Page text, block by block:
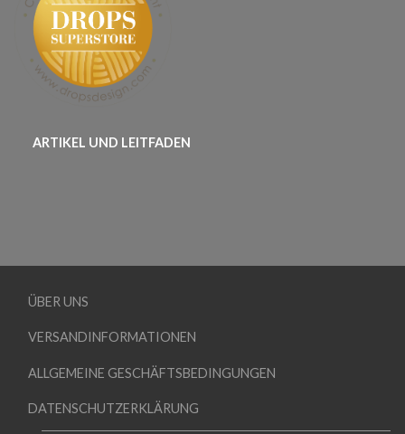
ARTIKEL UND LEITFADEN
ÜBER UNS
VERSANDINFORMATIONEN
ALLGEMEINE GESCHÄFTSBEDINGUNGEN
DATENSCHUTZERKLÄRUNG